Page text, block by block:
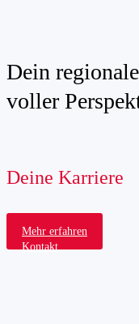
Dein
voller
Deine Karriere
Mehr erfahren
Kontakt